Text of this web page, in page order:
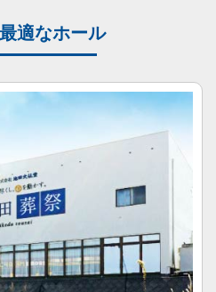
適なホール